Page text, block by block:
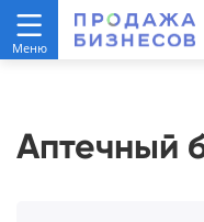
Аптечный